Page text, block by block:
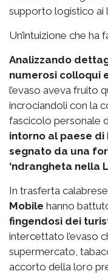
supporto logistico ai
Un’intuizione che ha
Analizzando
numerosi colloqui
l’evaso aveva fruito
incrociandoli con la
fascicolo personale
intorno al paese
segnato da una
‘ndrangheta nella
In trasferta
Mobile hanno
fingendosi dei
intercettato l’evaso
supermercato,
accorto della loro